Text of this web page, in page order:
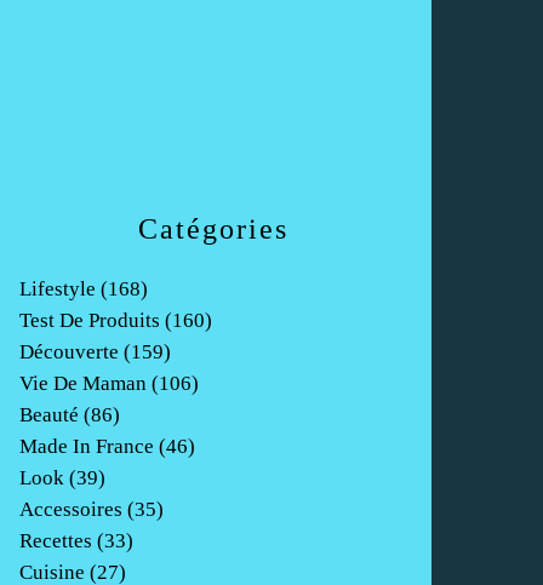
Catégories
Lifestyle (168)
Test De Produits (160)
Découverte (159)
Vie De Maman (106)
Beauté (86)
Made In France (46)
Look (39)
Accessoires (35)
Recettes (33)
Cuisine (27)